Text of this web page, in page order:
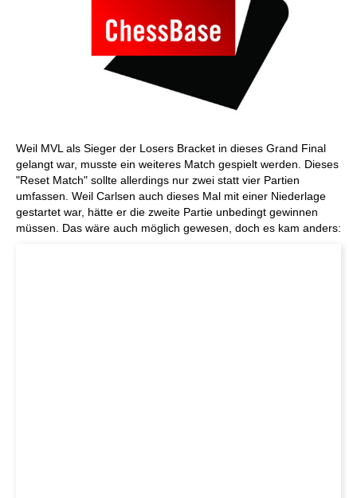
Weil MVL als Sieger der Losers Bracket in dieses Grand Final
gelangt war, musste ein weiteres Match gespielt werden. Dieses
"Reset Match" sollte allerdings nur zwei statt vier Partien
umfassen. Weil Carlsen auch dieses Mal mit einer Niederlage
gestartet war, hätte er die zweite Partie unbedingt gewinnen
müssen. Das wäre auch möglich gewesen, doch es kam anders: